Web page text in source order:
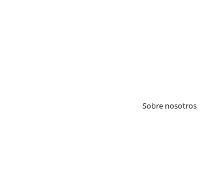
Sobre nosotros